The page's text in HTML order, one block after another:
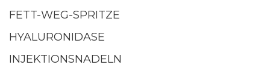
FETT-WEG-SPRITZE
HYALURONIDASE
INJEKTIONSNADELN